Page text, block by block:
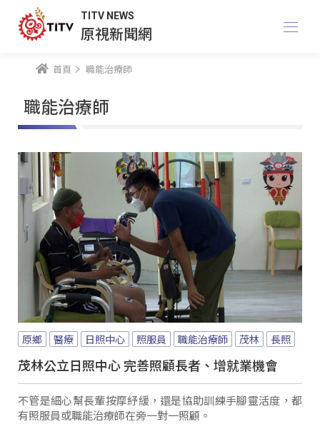
TITV NEWS
原視新聞網
首頁 職能治療師
職能治療師
原鄉 醫療 日照中心 照服員 職能治療師 茂林 長照
茂林公立日照中心 完善照顧長者、增就業機會
不管是細心幫長輩按摩紓緩，還是協助訓練手腳靈活度，都
有照服員或職能治療師在旁一對一照顧。